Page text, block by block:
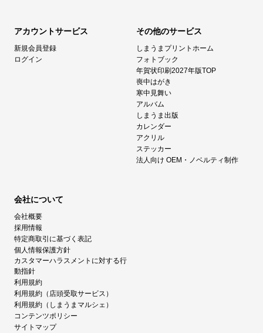
アカウントサービス
新規会員登録
ログイン
その他のサービス
しまうまプリントホーム
フォトブック
年賀状印刷2027年版TOP
喪中はがき
寒中見舞い
アルバム
しまうま出版
カレンダー
アクリル
ステッカー
法人向け OEM・ノベルティ制作
会社について
会社概要
採用情報
特定商取引に基づく表記
個人情報保護方針
カスタマーハラスメントに対する行
動指針
利用規約
利用規約（店頭受取サービス）
利用規約（しまうまマルシェ）
コンテンツポリシー
サイトマップ